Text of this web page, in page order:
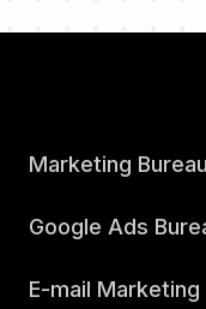
Marketing Bureau
Google Ads
E-mail Marketing